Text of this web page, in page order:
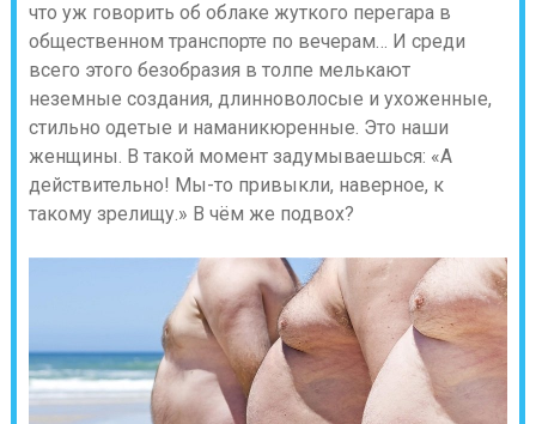
что уж говорить об облаке жуткого перегара в
общественном транспорте по вечерам… И среди
всего этого безобразия в толпе мелькают
неземные создания, длинноволосые и ухоженные,
стильно одетые и наманикюренные. Это наши
женщины. В такой момент задумываешься: «А
действительно! Мы-то привыкли, наверное, к
такому зрелищу.» В чём же подвох?